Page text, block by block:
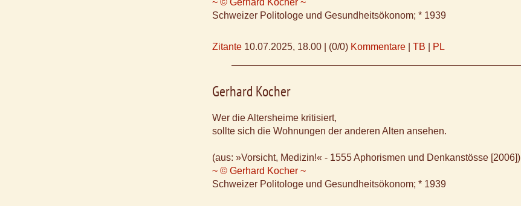
Schweizer Politologe und Gesundheitsökonom; * 1939
Zitante 10.07.2025, 18.00 (0/0) Kommentare TB PL
Gerhard Kocher
Wer die Altersheime kritisiert,
sollte sich die Wohnungen der anderen Alten ansehen.
(aus: »Vorsicht, Medizin!« - 1555 Aphorismen und Denkanstösse [2006])
~ © Gerhard Kocher ~
Schweizer Politologe und Gesundheitsökonom; * 1939